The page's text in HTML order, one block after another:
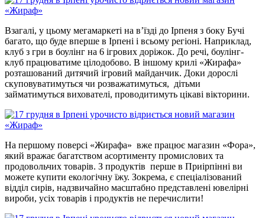
Взагалі, у цьому мегамаркеті на в’їзді до Ірпеня з боку Бучі
багато, що буде вперше в Ірпені і всьому регіоні. Наприклад,
клуб з гри в боулінг на 6 ігрових доріжок. До речі, боулінг-
клуб працюватиме цілодобово. В іншому крилі «Жирафа»
розташований дитячий ігровий майданчик. Доки дорослі
скуповуватимуться чи розважатимуться, дітьми
займатимуться вихователі, проводитимуть цікаві вікторини.
На першому поверсі «Жирафа» вже працює магазин «Фора»,
який вражає багатством асортименту промислових та
продовольчих товарів. З продуктів перше в Приірпінні ви
можете купити екологічну їжу. Зокрема, є спеціалізований
відділ сирів, надзвичайно масштабно представлені ювелірні
вироби, усіх товарів і продуктів не перечислити!